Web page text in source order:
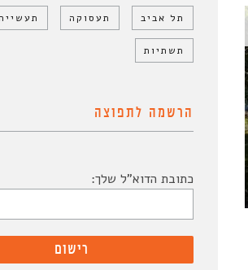
תל אביב תעסוקה תעשייה
תשתיות
הרשמה לתפוצה
כתובת הדוא"ל שלך: